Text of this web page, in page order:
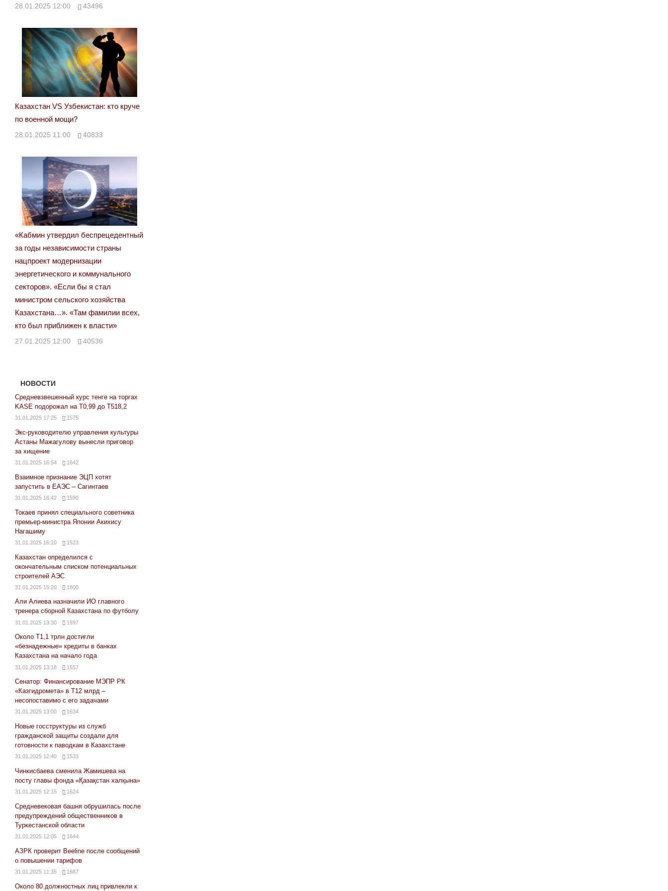
28.01.2025 12:00 43496
Казахстан VS Узбекистан: кто круче
по военной мощи?
28.01.2025 11:00 40833
«Кабмин утвердил беспрецедентный
за годы независимости страны
нацпроект модернизации
энергетического и коммунального
секторов». «Если бы я стал
министром сельского хозяйства
Казахстана…». «Там фамилии всех,
кто был приближен к власти»
27.01.2025 12:00 40536
НОВОСТИ
Средневзвешенный курс тенге на торгах
KASE подорожал на Т0,99 до Т518,2
31.01.2025 17:25 1575
Экс-руководителю управления культуры
Астаны Мажагулову вынесли приговор
за хищение
31.01.2025 16:54 1642
Взаимное признание ЭЦП хотят
запустить в ЕАЭС – Сагинтаев
31.01.2025 16:42 1590
Токаев принял специального советника
премьер-министра Японии Акихису
Нагашиму
31.01.2025 16:10 1523
Казахстан определился с
окончательным списком потенциальных
строителей АЭС
31.01.2025 15:20 1800
Али Алиева назначили ИО главного
тренера сборной Казахстана по футболу
31.01.2025 13:30 1597
Около Т1,1 трлн достигли
«безнадежные» кредиты в банках
Казахстана на начало года
31.01.2025 13:18 1557
Сенатор: Финансирование МЭПР РК
«Казгидромета» в Т12 млрд –
несопоставимо с его задачами
31.01.2025 13:00 1634
Новые госструктуры из служб
гражданской защиты создали для
готовности к паводкам в Казахстане
31.01.2025 12:40 1533
Чинкисбаева сменила Жамишева на
посту главы фонда «Қазақстан халқына»
31.01.2025 12:15 1624
Средневековая башня обрушилась после
предупреждений общественников в
Туркестанской области
31.01.2025 12:05 1644
АЗРК проверит Beeline после сообщений
о повышении тарифов
31.01.2025 11:35 1687
Около 80 должностных лиц привлекли к